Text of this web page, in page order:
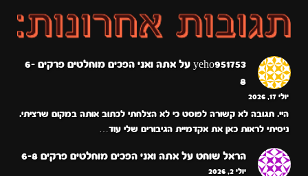
yeho951753 על
אתה ואני הפכים מוחלטים פרקים 6-
8
יולי 17, 2026
היי. תגובה לא קשורה לפוסט כי לא הצלחתי לכתוב אותה במקום שרציתי.
ניסיתי לראות כאן את אקדמיית הגיבורים שלי עוד…
הראל שוחט על אתה ואני הפכים מוחלטים פרקים 6-8
יולי 2, 2026